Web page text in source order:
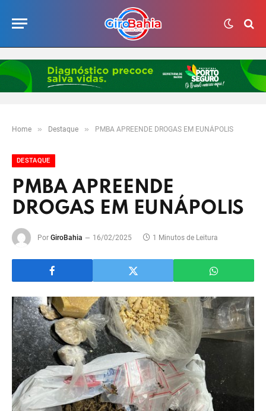
Home » Destaque » PMBA APREENDE DROGAS EM EUNÁPOLIS
DESTAQUE
PMBA APREENDE
DROGAS EM EUNÁPOLIS
Por GiroBahia 16/02/2025 1 Minutos de Leitura